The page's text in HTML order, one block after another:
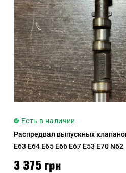
Есть в наличии
Распредвал выпускных
E63 E64 E65 E66 E67 E53 E70 N62
3 375 грн